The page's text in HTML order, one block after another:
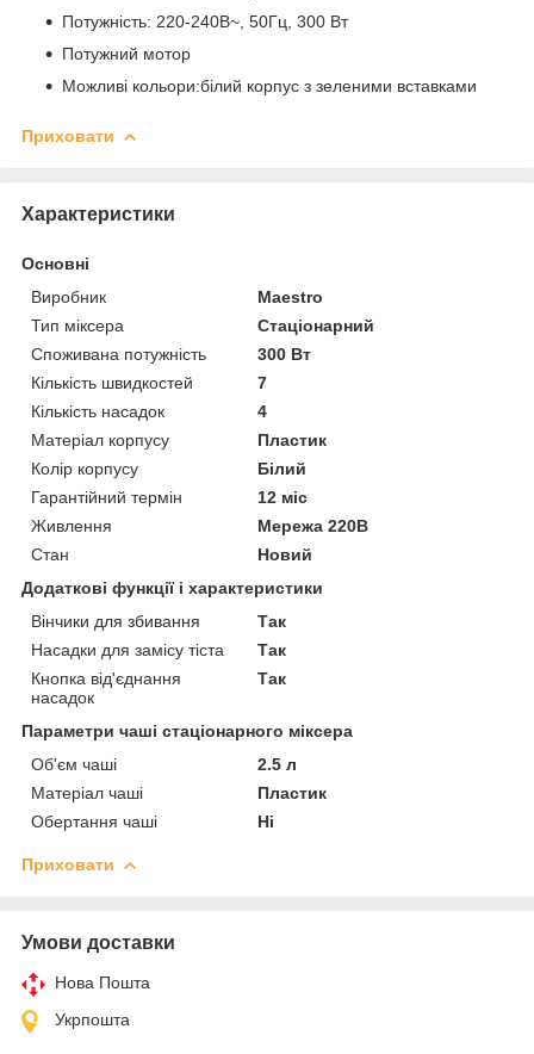
Потужність: 220-240В~, 50Гц, 300 Вт
Потужний мотор
Можливі кольори:білий корпус з зеленими вставками
Приховати
Характеристики
Основні
Виробник
Maestro
Тип міксера
Стаціонарний
Споживана потужність
300 Вт
Кількість швидкостей
7
Кількість насадок
4
Матеріал корпусу
Пластик
Колір корпусу
Білий
Гарантійний термін
12 міс
Живлення
Мережа 220В
Стан
Новий
Додаткові функції і характеристики
Вінчики для збивання
Так
Насадки для замісу тіста
Так
Кнопка від'єднання
насадок
Так
Параметри чаші стаціонарного міксера
Об'єм чаші
2.5 л
Матеріал чаші
Пластик
Обертання чаші
Ні
Приховати
Умови доставки
Нова Пошта
Укрпошта